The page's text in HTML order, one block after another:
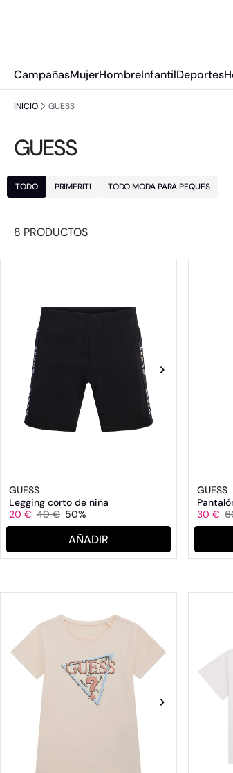
CampañasMujerHombreInfantilDeportes
INICIO GUESS
GUESS
TODO PRIMERITI TODO MODA PARA PEQUES
8 PRODUCTOS
GUESS
Legging corto de niña
20 € 40 € 50%
AÑADIR
GUESS
30 €